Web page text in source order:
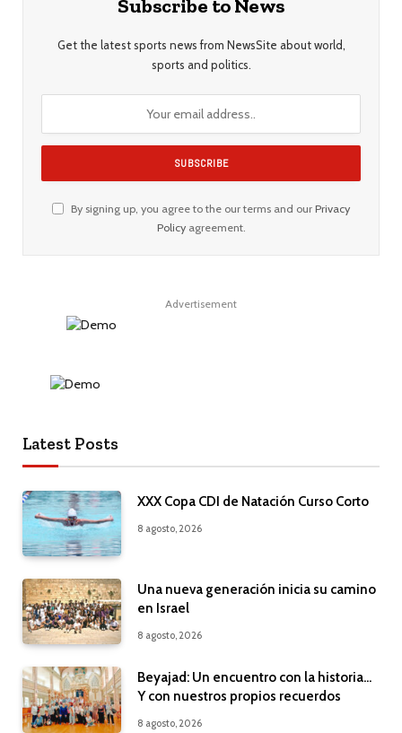
Subscribe to News
Get the latest sports news from NewsSite about world,
sports and politics.
By signing up, you agree to the our terms and our Privacy
Policyagreement.
Advertisement
Latest Posts
XXX Copa CDI de Natación Curso Corto
8 agosto, 2026
Una nueva generación inicia su camino
en Israel
8 agosto, 2026
Beyajad: Un encuentro con la historia…
Y con nuestros propios recuerdos
8 agosto, 2026